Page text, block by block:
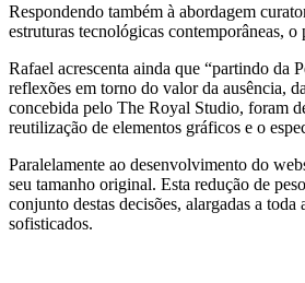
Respondendo também à abordagem
estruturas tecnológicas contemporâneas,
Rafael acrescenta ainda que “partindo da
reflexões em torno do valor da ausência,
concebida pelo The Royal Studio, foram
reutilização de elementos gráficos e o
Paralelamente ao desenvolvimento do
seu tamanho original. Esta redução de
conjunto destas decisões, alargadas a
sofisticados.